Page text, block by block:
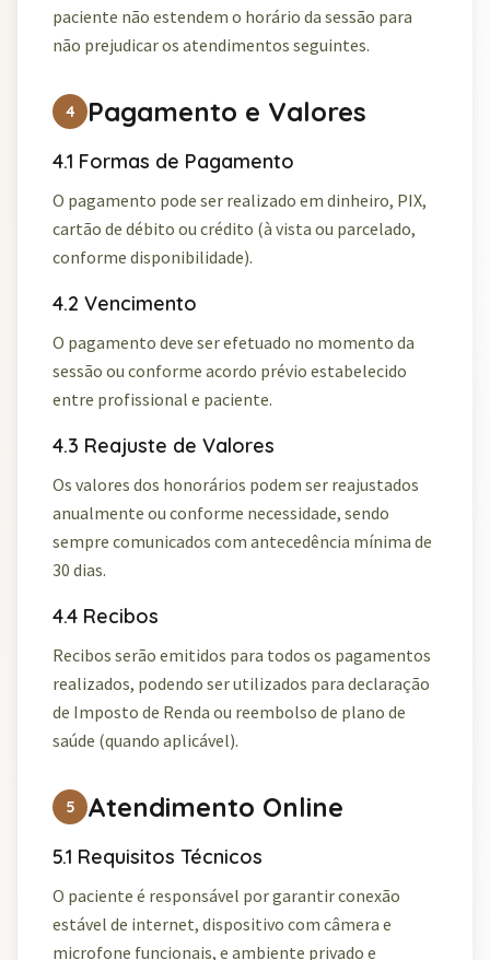
paciente não estendem o horário da sessão para
não prejudicar os atendimentos seguintes.
4 Pagamento e Valores
4.1 Formas de Pagamento
O pagamento pode ser realizado em dinheiro, PIX,
cartão de débito ou crédito (à vista ou parcelado,
conforme disponibilidade).
4.2 Vencimento
O pagamento deve ser efetuado no momento da
sessão ou conforme acordo prévio estabelecido
entre profissional e paciente.
4.3 Reajuste de Valores
Os valores dos honorários podem ser reajustados
anualmente ou conforme necessidade, sendo
sempre comunicados com antecedência mínima de
30 dias.
4.4 Recibos
Recibos serão emitidos para todos os pagamentos
realizados, podendo ser utilizados para declaração
de Imposto de Renda ou reembolso de plano de
saúde (quando aplicável).
5 Atendimento Online
5.1 Requisitos Técnicos
O paciente é responsável por garantir conexão
estável de internet, dispositivo com câmera e
microfone funcionais, e ambiente privado e